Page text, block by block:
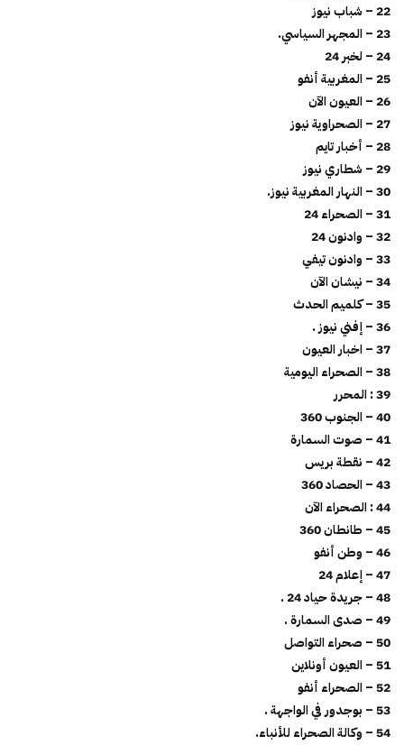
22 – شباب نيوز
23 – المجهر السياسي.
24 – لخبر 24
25 – المغربية أنفو
26 – العيون الآن
27 – الصحراوية نيوز
28 – أخبار تايم
29 – شطاري نيوز
30 – النهار المغربية نيوز.
31 – الصحراء 24
32 – وادنون 24
33 – وادنون تيفي
34 – نيشان الآن
35 – كلميم الحدث
36 – إفني نيوز .
37 – اخبار العيون
38 – الصحراء اليومية
39 : المحرر
40 – الجنوب 360
41 – صوت السمارة
42 – نقطة بريس
43 – الحصاد 360
44 : الصحراء الآن
45 – طانطان 360
46 – وطن أنفو
47 – إعلام 24
48 – جريدة حياد 24 .
49 – صدى السمارة .
50 – صحراء التواصل
51 – العيون أونلاين
52 – الصحراء أنفو
53 – بوجدور في الواجهة .
54 – وكالة الصحراء للأنباء.